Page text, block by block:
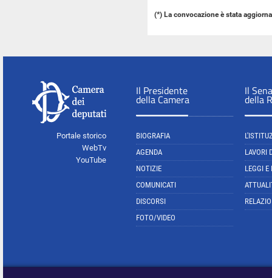
(*) La convocazione è stata
Portale storico
WebTv
YouTube
Il Presidente
della Camera
BIOGRAFIA
AGENDA
NOTIZIE
COMUNICATI
DISCORSI
FOTO/VIDEO
Il
della
LAVORI
LEGGI E